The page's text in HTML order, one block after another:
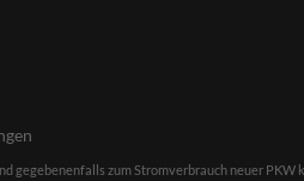
gegebenenfalls zum Stromverbrauch neuer